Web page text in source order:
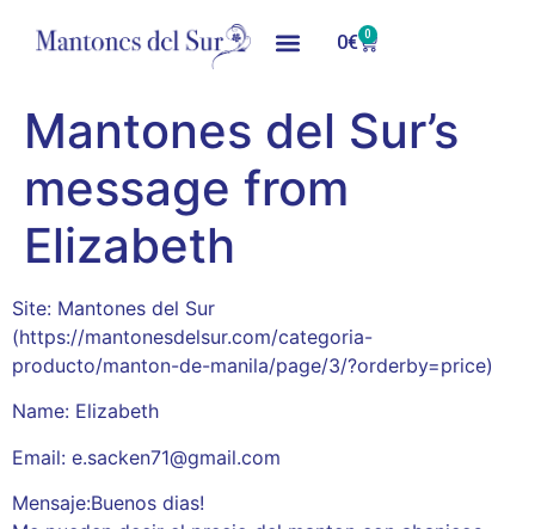
0€ 0
Mantones del Sur’s
message from
Elizabeth
Site: Mantones del Sur
(https://mantonesdelsur.com/categoria-
producto/manton-de-manila/page/3/?orderby=price)
Name: Elizabeth
Email: e.sacken71@gmail.com
Mensaje:Buenos dias!